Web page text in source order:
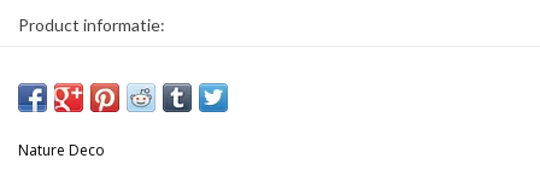
Product informatie:
* Kan zowel hangend als staand gebruikt worden
de foto.
Nature Deco